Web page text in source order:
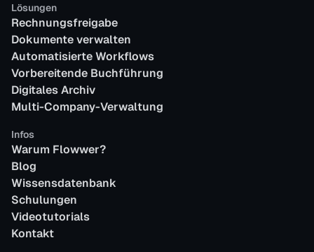
Lösungen
Rechnungsfreigabe
Dokumente verwalten
Automatisierte Workflows
Vorbereitende Buchführung
Digitales Archiv
Multi-Company-Verwaltung
Infos
Warum Flowwer?
Blog
Wissensdatenbank
Schulungen
Videotutorials
Kontakt